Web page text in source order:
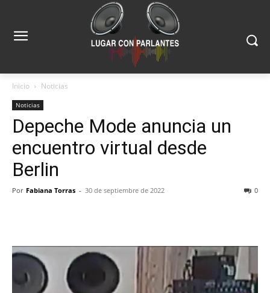
Inicio Noticias
Noticias
Depeche Mode anuncia un
encuentro virtual desde
Berlin
Por Fabiana Torras - 30 de septiembre de 2022 0